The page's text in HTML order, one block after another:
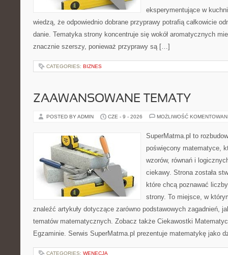
eksperymentujące w
wiedzą, że odpowiednio dobrane przyprawy potrafią całkowicie
danie. Tematyka strony koncentruje się wokół aromatycznych
znacznie szerszy, ponieważ przyprawy są […]
CATEGORIES: BIZNES
ZAAWANSOWANE TEMATY
POSTED BY ADMIN CZE - 9 - 2026 MOŻLIWOŚĆ
SuperMatma.pl to
poświęcony matematyce,
wzorów, równań i
ciekawy. Strona została
które chcą poznawać
strony. To miejsce, w
znaleźć artykuły dotyczące zarówno podstawowych zagadnień,
tematów matematycznych. Zobacz także Ciekawostki
Egzaminie. Serwis SuperMatma.pl prezentuje matematykę jako
CATEGORIES: WENECJA